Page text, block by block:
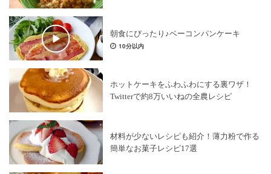
朝食にぴったり♪ベーコンパンケーキ
10分以内
ホットケーキをふわふわにする裏ワザ！
Twitterで約8万いいねの全農レシピ
材料が少ないレシピも紹介！薄力粉で作る
簡単なお菓子レシピ17選